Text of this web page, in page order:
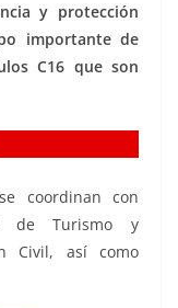
y protección
importante de
C16 que son
coordinan con
de Turismo y
Civil, así como